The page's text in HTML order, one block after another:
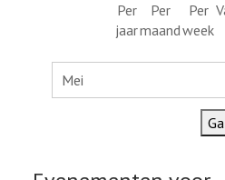
Per
jaar
Per
maand
Per
week